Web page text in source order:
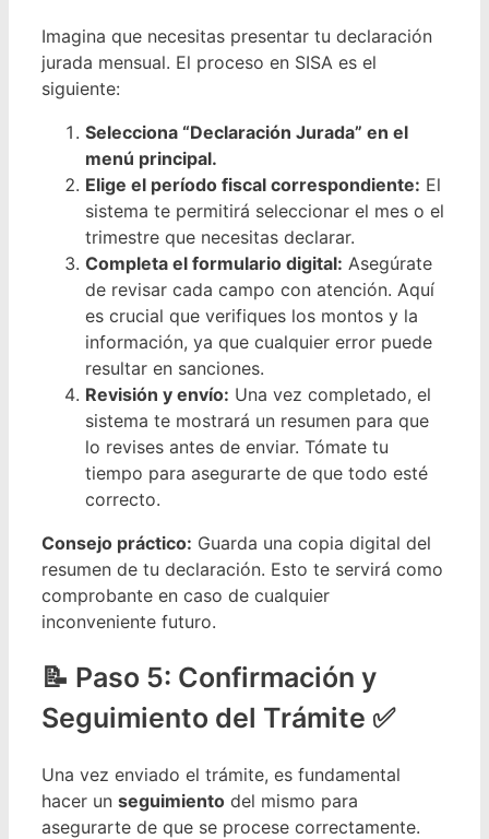
Imagina que necesitas presentar tu declaración
jurada mensual. El proceso en SISA es el
siguiente:
Selecciona “Declaración Jurada” en el
menú principal.
Elige el período fiscal correspondiente: El
sistema te permitirá seleccionar el mes o el
trimestre que necesitas declarar.
Completa el formulario digital: Asegúrate
de revisar cada campo con atención. Aquí
es crucial que verifiques los montos y la
información, ya que cualquier error puede
resultar en sanciones.
Revisión y envío: Una vez completado, el
sistema te mostrará un resumen para que
lo revises antes de enviar. Tómate tu
tiempo para asegurarte de que todo esté
correcto.
Consejo práctico: Guarda una copia digital del
resumen de tu declaración. Esto te servirá como
comprobante en caso de cualquier
inconveniente futuro.
Paso 5: Confirmación y
Seguimiento del Trámite ✅
Una vez enviado el trámite, es fundamental
hacer un seguimiento del mismo para
asegurarte de que se procese correctamente.